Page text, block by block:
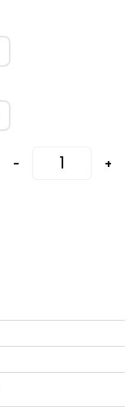
- +